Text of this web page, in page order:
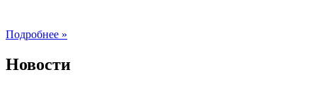
Подробнее »
Новости